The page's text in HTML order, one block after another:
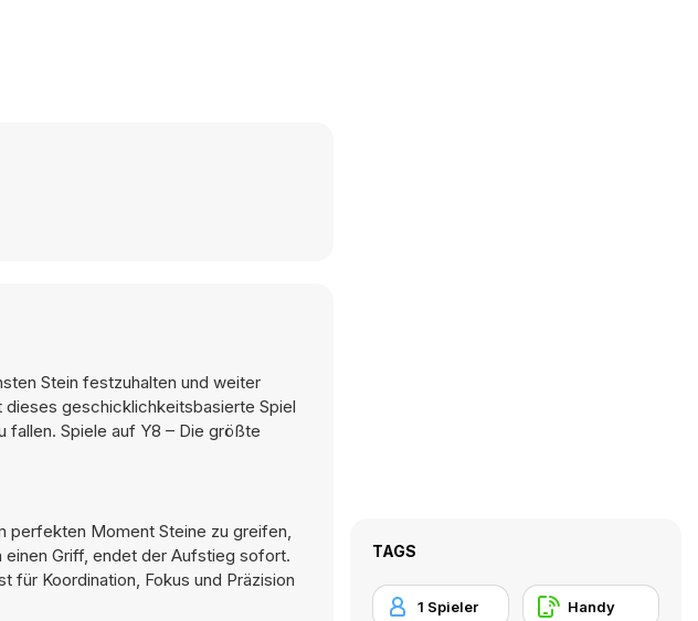
Stein festzuhalten und weiter
geschicklichkeitsbasierte Spiel
fallen. Spiele auf Y8 – Die größte
perfekten Moment Steine zu greifen,
Griff, endet der Aufstieg sofort.
für Koordination, Fokus und Präzision
TAGS
1 Spieler Handy